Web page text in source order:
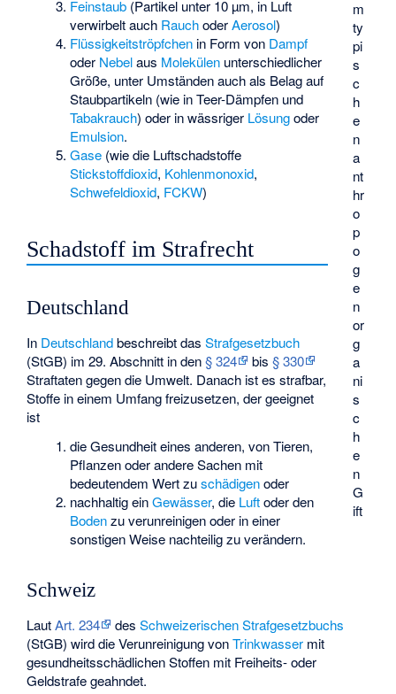
m
ty
pi
s
c
h
e
n
a
nt
hr
o
p
o
g
e
n
or
g
a
ni
s
c
h
e
n
G
ift
Feinstaub (Partikel unter 10 µm, in Luft
verwirbelt auch RauchoderAerosol)
Flüssigkeitströpfchen in Form von Dampf
oder Nebelaus Molekülen unterschiedlicher
Größe, unter Umständen auch als Belag auf
Staubpartikeln (wie in Teer-Dämpfen und
Tabakrauch) oder in wässriger Lösungoder
Emulsion.
Gase (wie die Luftschadstoffe
Stickstoffdioxid, Kohlenmonoxid,
Schwefeldioxid, FCKW)
Schadstoff im Strafrecht
Deutschland
In Deutschlandbeschreibt dasStrafgesetzbuch
(StGB) im 29. Abschnitt in den§ 324 bis§ 330
Straftatengegen die Umwelt. Danach ist es strafbar,
Stoffe in einem Umfang freizusetzen, der geeignet
ist
die Gesundheit eines anderen, von Tieren,
Pflanzen oder andere Sachen mit
bedeutendem Wert zuschädigenoder
nachhaltig einGewässer, die Luftoder den
Bodenzu verunreinigen oder in einer
sonstigen Weise nachteilig zu verändern.
Schweiz
LautArt. 234 desSchweizerischen Strafgesetzbuchs
(StGB) wird die Verunreinigung vonTrinkwasser mit
gesundheitsschädlichen Stoffen mit Freiheits- oder
Geldstrafe geahndet.